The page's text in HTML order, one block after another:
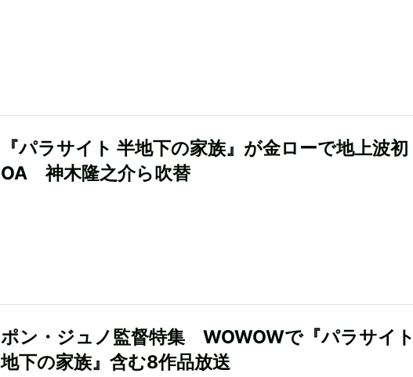
『パラサイト 半地下の家族』が金ローで地上波初
OA 神木隆之介ら吹替
ポン・ジュノ監督特集 WOWOWで『パラサイ
地下の家族』含む8作品放送